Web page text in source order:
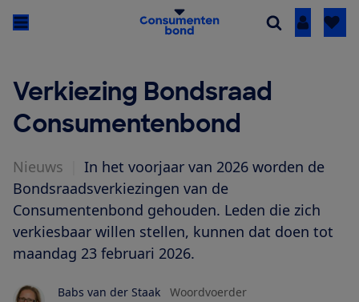
Inloggen
Verkiezing Bondsraad
Consumentenbond
Nieuws
In het voorjaar van 2026 worden de
Bondsraadsverkiezingen van de
Consumentenbond gehouden. Leden die zich
verkiesbaar willen stellen, kunnen dat doen tot
maandag 23 februari 2026.
Babs van der Staak
Woordvoerder